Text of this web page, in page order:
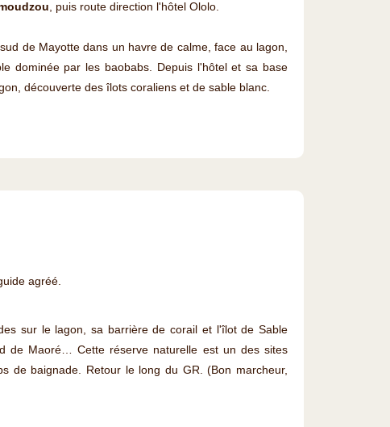
, puis route direction l'hôtel Ololo.
de Mayotte dans un havre de calme, face au lagon,
dominée par les baobabs. Depuis l'hôtel et sa base
découverte des îlots coraliens et de sable blanc.
agréé.
sur le lagon, sa barrière de corail et l'îlot de Sable
de Maoré… Cette réserve naturelle est un des sites
de baignade. Retour le long du GR. (Bon marcheur,